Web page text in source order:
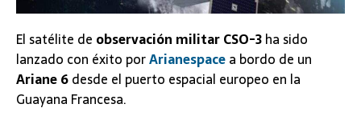
El satélite de observación militar CSO-3ha sido
lanzado con éxito porArianespacea bordo de un
Ariane 6desde el puerto espacial europeo en la
Guayana Francesa.